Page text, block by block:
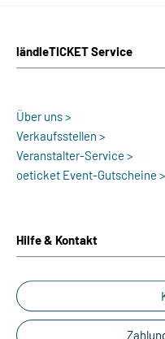
ländleTICKET Service
Über uns >
Verkaufsstellen >
Veranstalter-Service >
oeticket Event-Gutscheine >
Hilfe & Kontakt